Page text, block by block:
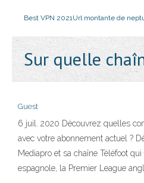
Best VPN 2021Url montante de
Sur quelle
Guest
6 juil. 2020 Découvrez quelles
avec votre abonnement actuel ?
Mediapro et sa chaîne Téléfoot
espagnole, la Premier League